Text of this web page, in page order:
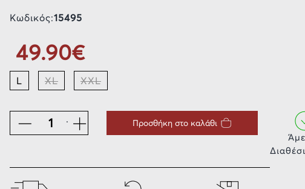
Κωδικός:15495
49.90€
L XL XXL
. Προσθήκη στο καλάθι